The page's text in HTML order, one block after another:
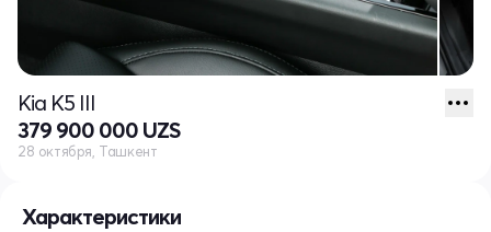
Характеристики
Kia K5 III
379 900 000 UZS
28 октября, Ташкент